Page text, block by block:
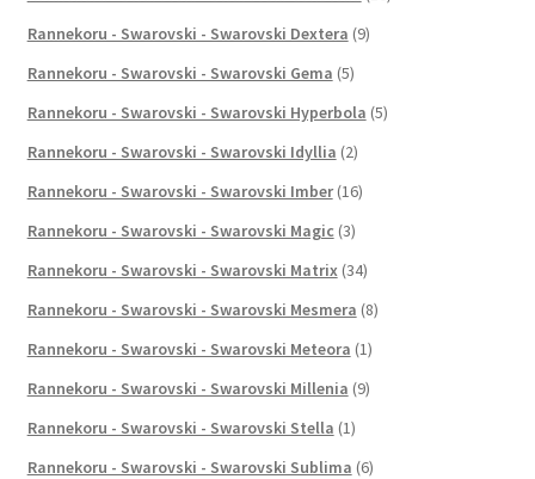
Rannekoru - Swarovski - Swarovski Dextera (9)
Rannekoru - Swarovski - Swarovski Gema (5)
Rannekoru - Swarovski - Swarovski Hyperbola (5)
Rannekoru - Swarovski - Swarovski Idyllia (2)
Rannekoru - Swarovski - Swarovski Imber (16)
Rannekoru - Swarovski - Swarovski Magic (3)
Rannekoru - Swarovski - Swarovski Matrix (34)
Rannekoru - Swarovski - Swarovski Mesmera (8)
Rannekoru - Swarovski - Swarovski Meteora (1)
Rannekoru - Swarovski - Swarovski Millenia (9)
Rannekoru - Swarovski - Swarovski Stella (1)
Rannekoru - Swarovski - Swarovski Sublima (6)